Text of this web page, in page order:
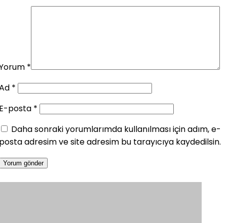
*
*
posta *
Daha sonraki yorumlarımda kullanılması için adım, e-
adresim ve site adresim bu tarayıcıya kaydedilsin.